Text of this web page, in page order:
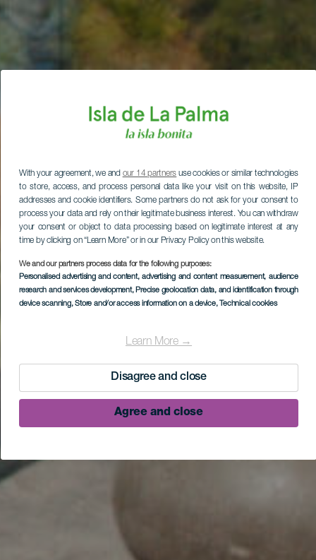
With your agreement, we and our 14 partners use cookies or similar technologies
to store, access, and process personal data like your visit on this website, IP
addresses and cookie identifiers. Some partners do not ask for your consent to
process your data and rely on their legitimate business interest. You can withdraw
your consent or object to data processing based on legitimate interest at any
time by clicking on “Learn More” or in our Privacy Policy on this website.
We and our partners process data for the following purposes:
Personalised advertising and content, advertising and content measurement, audience
research and services development, Precise geolocation data, and identification through
device scanning, Store and/or access information on a device, Technical cookies
Learn More →
Disagree and close
Agree and close